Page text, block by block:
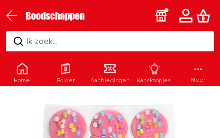
Boodschappen
Ik zoek...
Home Folder Aanbiedingen Kanskoopjes Meer